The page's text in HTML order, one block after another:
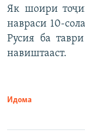
Як шоири
навраси 10-
Русия ба
навиштааст.
Идома